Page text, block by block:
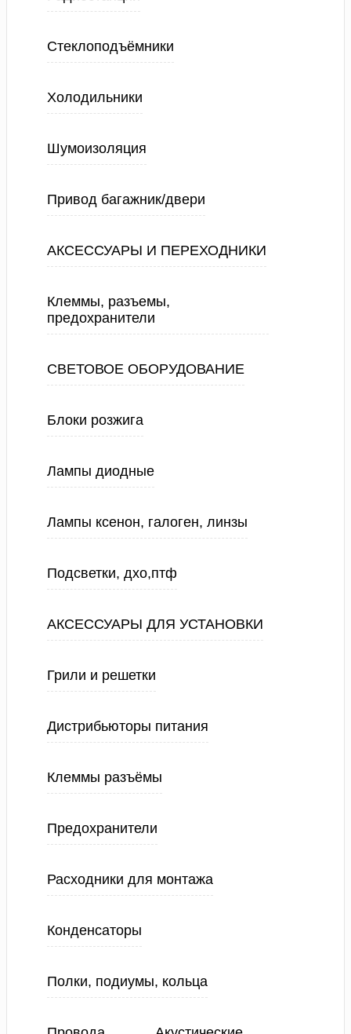
Стеклоподъёмники
Холодильники
Шумоизоляция
Привод багажник/двери
АКСЕССУАРЫ И ПЕРЕХОДНИКИ
Клеммы, разъемы,
предохранители
СВЕТОВОЕ ОБОРУДОВАНИЕ
Блоки розжига
Лампы диодные
Лампы ксенон, галоген, линзы
Подсветки, дхо,птф
АКСЕССУАРЫ ДЛЯ УСТАНОВКИ
Грили и решетки
Дистрибьюторы питания
Клеммы разъёмы
Предохранители
Расходники для монтажа
Конденсаторы
Полки, подиумы, кольца